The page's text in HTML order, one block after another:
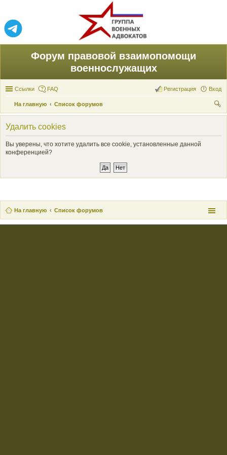
Форум правовой взаимопомощи
военнослужащих
Ссылки FAQ Вход
Регистрация
На главную
Список форумов
ои
Удалить cookies
Вы уверены, что хотите удалить все cookie, установленные данной
конференцией?
На главную Список форумов